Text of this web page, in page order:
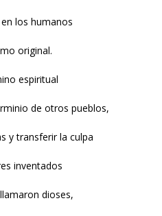
los humanos
original.
espiritual
de otros pueblos,
y transferir la culpa
inventados
dioses,